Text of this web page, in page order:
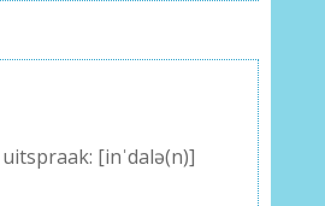
[inˈdalə(n)]